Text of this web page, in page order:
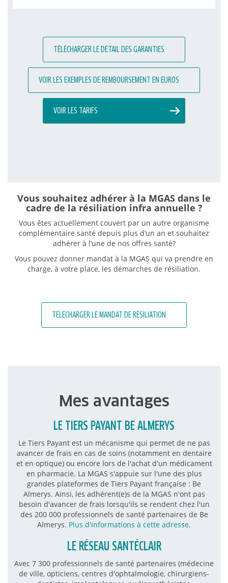
TÉLÉCHARGER LE DÉTAIL DES GARANTIES
VOIR LES EXEMPLES DE REMBOURSEMENT EN EUROS
VOIR LES TARIFS
Vous souhaitez adhérer à la MGAS dans le
cadre de la résiliation infra annuelle ?
Vous êtes actuellement couvert par un autre organisme
complémentaire santé depuis plus d’un an et souhaitez
adhérer à l’une de nos offres santé?
Vous pouvez donner mandat à la MGAS qui va prendre en
charge, à votre place, les démarches de résiliation.
TÉLÉCHARGER LE MANDAT DE RÉSILIATION
Mes avantages
LE TIERS PAYANT BE ALMERYS
Le Tiers Payant est un mécanisme qui permet de ne pas
avancer de frais en cas de soins (notamment en dentaire
et en optique) ou encore lors de l'achat d'un médicament
en pharmacie. La MGAS s'appuie sur l'une des plus
grandes plateformes de Tiers Payant française : Be
Almerys. Ainsi, les adhérent(e)s de la MGAS n'ont pas
besoin d'avancer de frais lorsqu'ils se rendent chez l'un
des 200 000 professionnels de santé partenaires de Be
Almerys. Plus d'informations à cette adresse.
LE RÉSEAU SANTÉCLAIR
Avec 7 300 professionnels de santé partenaires (médecine
de ville, opticiens, centres d'ophtalmologie, chirurgiens-